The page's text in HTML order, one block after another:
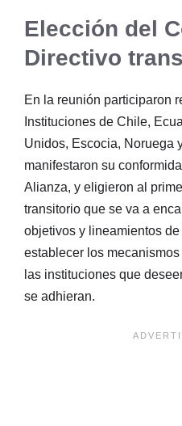
Elección del
Directivo
En la reunión participaron
Instituciones de Chile,
Unidos, Escocia, Noruega
manifestaron su
Alianza, y eligieron al
transitorio que se va a
objetivos y lineamientos
establecer los
las instituciones que
se adhieran.